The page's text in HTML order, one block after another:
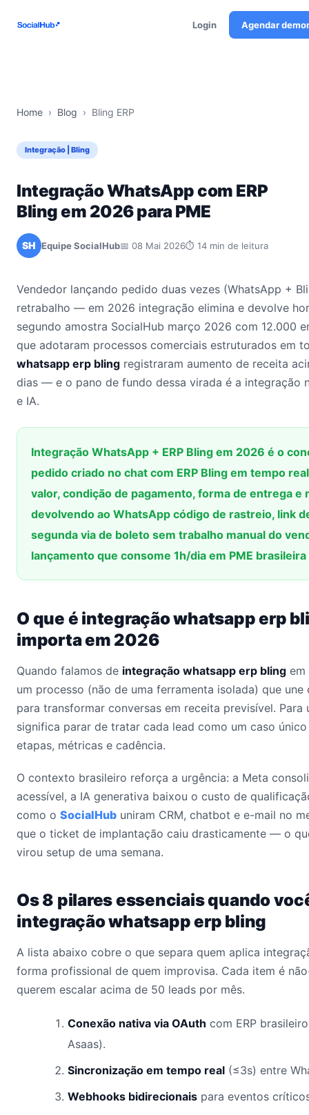
Login Agendar
Home › Blog › Bling ERP
Integração | Bling
Integração WhatsApp com ERP
Bling em 2026 para PME
SH Equipe SocialHub📅 08 Mai 2026⏱ 14 min de leitura
Vendedor lançando pedido duas vezes (WhatsApp +
retrabalho — em 2026 integração elimina e devolve
segundo amostra SocialHub março 2026 com 12.000
que adotaram processos comerciais estruturados em
whatsapp erp bling registraram aumento de receita
dias — e o pano de fundo dessa virada é a integração
e IA.
Integração WhatsApp + ERP Bling em 2026 é o
pedido criado no chat com ERP Bling em tempo
valor, condição de pagamento, forma de entrega
devolvendo ao WhatsApp código de rastreio, link
segunda via de boleto sem trabalho manual do
lançamento que consome 1h/dia em PME
O que é integração whatsapp erp
importa em 2026
Quando falamos de integração whatsapp erp bling em
um processo (não de uma ferramenta isolada) que une
para transformar conversas em receita previsível. Para
significa parar de tratar cada lead como um caso
etapas, métricas e cadência.
O contexto brasileiro reforça a urgência: a Meta
acessível, a IA generativa baixou o custo de
como o SocialHub uniram CRM, chatbot e e-mail no
que o ticket de implantação caiu drasticamente — o
virou setup de uma semana.
Os 8 pilares essenciais quando
integração whatsapp erp bling
A lista abaixo cobre o que separa quem aplica
forma profissional de quem improvisa. Cada item é
querem escalar acima de 50 leads por mês.
Conexão nativa via OAuth com ERP
Asaas).
Sincronização em tempo real (≤3s) entre
Webhooks bidirecionais para eventos